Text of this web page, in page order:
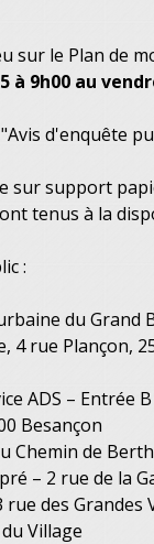
sur le Plan de
à 9h00 au
d'enquête
sur support
tenus à la
:
du Grand
4 rue Plançon,
ADS – Entrée
Besançon
Chemin de
– 2 rue de la
rue des Grandes
Village